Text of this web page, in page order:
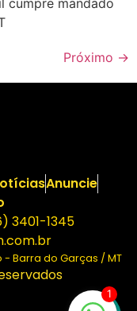
Próximo →
Anuncie
3401-1345
- Barra do Garças / MT
1